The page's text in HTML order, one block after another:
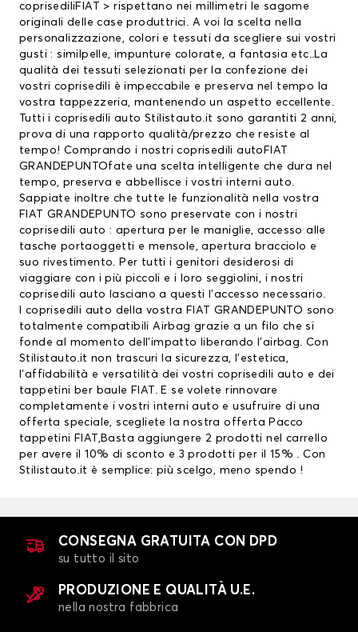
coprisediliFIAT
> rispettano nei millimetri le sagome
originali delle case produttrici. A voi la scelta nella
personalizzazione, colori e tessuti da scegliere sui vostri
gusti : similpelle, impunture colorate, a fantasia etc..La
qualità dei tessuti selezionati per la confezione dei
vostri coprisedili è impeccabile e preserva nel tempo la
vostra tappezzeria, mantenendo un aspetto eccellente.
Tutti i coprisedili auto Stilistauto.it sono garantiti 2 anni,
prova di una rapporto qualità/prezzo che resiste al
tempo! Comprando i nostri coprisedili autoFIAT
GRANDEPUNTOfate una scelta intelligente che dura nel
tempo, preserva e abbellisce i vostri interni auto.
Sappiate inoltre che tutte le funzionalità nella vostra
FIAT GRANDEPUNTO sono preservate con i nostri
coprisedili auto : apertura per le maniglie, accesso alle
tasche portaoggetti e mensole, apertura bracciolo e
suo rivestimento. Per tutti i genitori desiderosi di
viaggiare con i più piccoli e i loro seggiolini, i nostri
coprisedili auto lasciano a questi l’accesso necessario.
I coprisedili auto della vostra FIAT GRANDEPUNTO sono
totalmente compatibili Airbag grazie a un filo che si
fonde al momento dell’impatto liberando l’airbag. Con
Stilistauto.it non trascuri la sicurezza, l’estetica,
l’affidabilità e versatilità dei vostri coprisedili auto e dei
tappetini ber baule FIAT . E se volete rinnovare
completamente i vostri interni auto e usufruire di una
offerta speciale, scegliete la nostra offerta Pacco
tappetini FIAT ,Basta aggiungere 2 prodotti nel carrello
per avere il 10% di sconto e 3 prodotti per il 15% . Con
Stilistauto.it è semplice: più scelgo, meno spendo !
CONSEGNA GRATUITA CON DPD
su tutto il sito
PRODUZIONE E QUALITÀ U.E.
nella nostra fabbrica